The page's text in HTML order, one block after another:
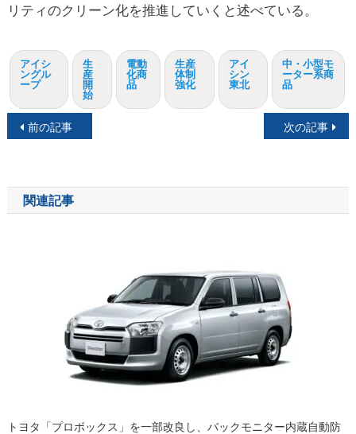
リティのクリーン化を推進していくと述べている。
アイシ
ングル
ープ
生
産
開
始
電動
化商
品
生産
体制
強化
アイ
シン
東北
中・小型モ
ーター系商
品
投
ナ
ビ
前の記事 次の記事
関連記事
トヨタ「プロボックス」を一部改良し、バックモニター内蔵自動防